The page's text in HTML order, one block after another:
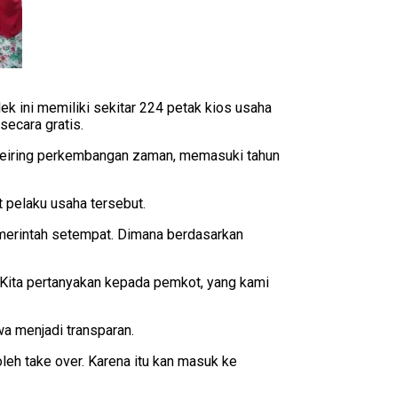
ini memiliki sekitar 224 petak kios usaha
gratis.
perkembangan zaman, memasuki tahun
pelaku usaha tersebut.
setempat. Dimana berdasarkan
pertanyakan kepada pemkot, yang kami
menjadi transparan.
take over. Karena itu kan masuk ke